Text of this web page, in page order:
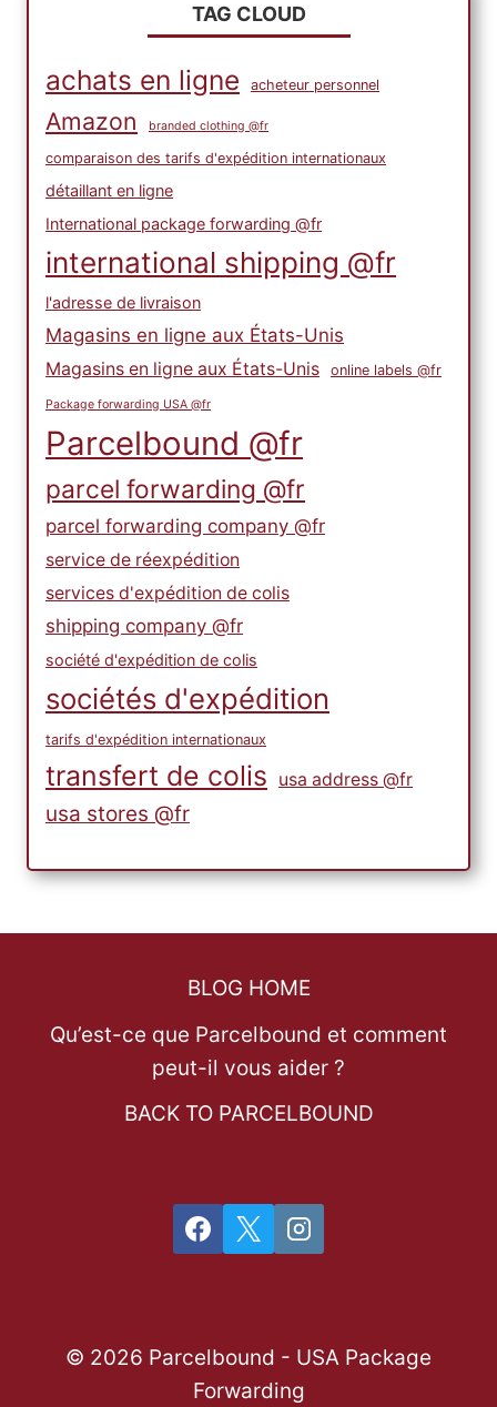
TAG CLOUD
achats en ligne acheteur personnel
Amazon branded clothing @fr
comparaison des tarifs d'expédition internationaux
détaillant en ligne
International package forwarding @fr
international shipping @fr
l'adresse de livraison
Magasins en ligne aux États-Unis
Magasins en ligne aux États-Unis online labels @fr
Package forwarding USA @fr
Parcelbound @fr
parcel forwarding @fr
parcel forwarding company @fr
service de réexpédition
services d'expédition de colis
shipping company @fr
société d'expédition de colis
sociétés d'expédition
tarifs d'expédition internationaux
transfert de colis usa address @fr
usa stores @fr
BLOG HOME
Qu’est-ce que Parcelbound et comment
peut-il vous aider ?
BACK TO PARCELBOUND
© 2026 Parcelbound - USA Package
Forwarding